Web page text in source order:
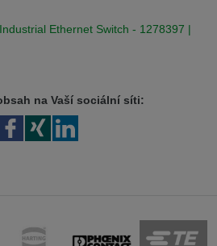
Ethernet Switch - 1278397 |
na Vaší sociální síti: